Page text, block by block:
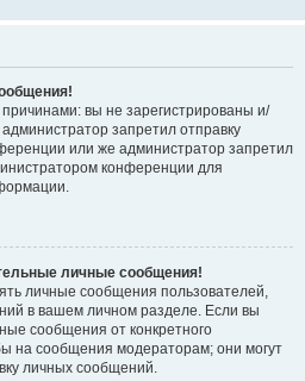
вы не зарегистрированы и/
запретил отправку
или же администратор запретил
конференции для
личные сообщения!
личные сообщения пользователей,
в вашем личном разделе. Если вы
сообщения от конкретного
на сообщения модераторам; они могут
личных сообщений.